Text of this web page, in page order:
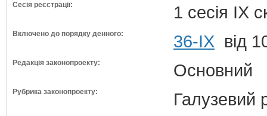
Сесія реєстрації: 1 сесія IX
Включено до порядку денного: 36-ІХ від
Редакція законопроекту: Основний
Рубрика законопроекту: Галузевий